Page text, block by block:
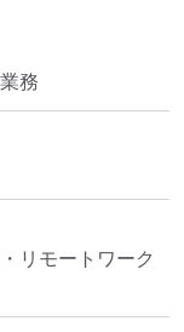
務
リモートワーク